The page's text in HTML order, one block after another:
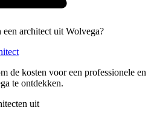
architect uit Wolvega?
de kosten voor een professionele en
te ontdekken.
uit